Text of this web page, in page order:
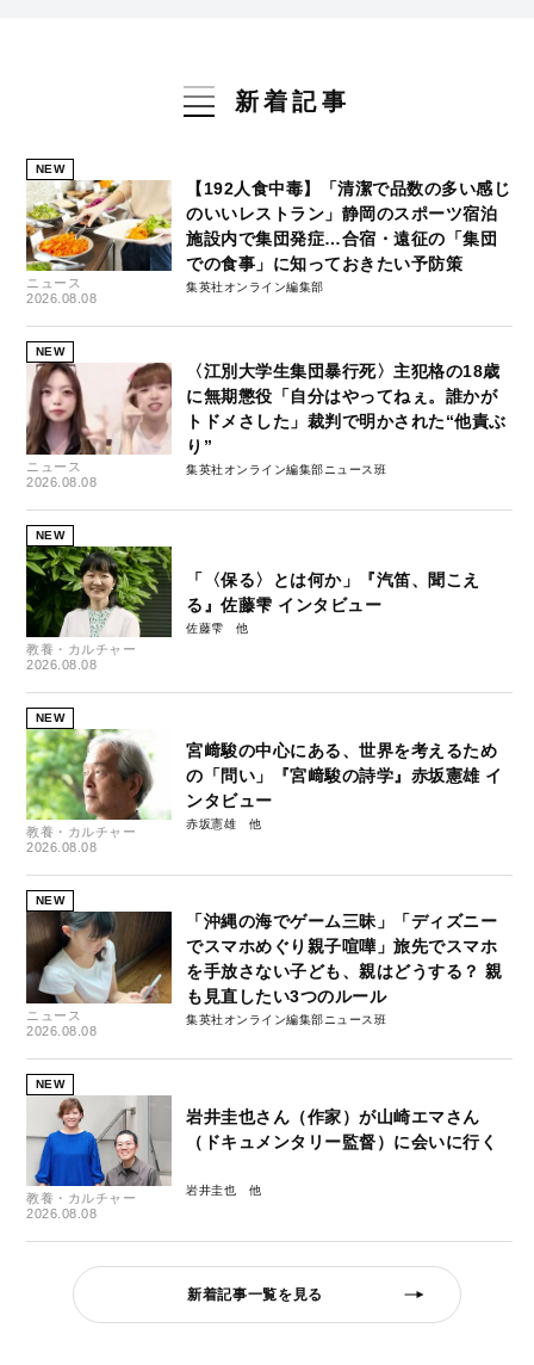
新着記事
NEW
ニュース
2026.08.08
【192人食中毒】「清潔で品数の多い感じ
のいいレストラン」静岡のスポーツ宿泊
施設内で集団発症…合宿・遠征の「集団
での食事」に知っておきたい予防策
集英社オンライン編集部
NEW
ニュース
2026.08.08
〈江別大学生集団暴行死〉主犯格の18歳
に無期懲役「自分はやってねぇ。誰かが
トドメさした」裁判で明かされた“他責ぶ
り”
集英社オンライン編集部ニュース班
NEW
教養・カルチャー
2026.08.08
「〈保る〉とは何か」『汽笛、聞こえ
る』佐藤雫 インタビュー
佐藤雫
NEW
教養・カルチャー
2026.08.08
宮﨑駿の中心にある、世界を考えるため
の「問い」『宮﨑駿の詩学』赤坂憲雄 イ
ンタビュー
赤坂憲雄
NEW
ニュース
2026.08.08
「沖縄の海でゲーム三昧」「ディズニー
でスマホめぐり親子喧嘩」旅先でスマホ
を手放さない子ども、親はどうする？ 親
も見直したい3つのルール
集英社オンライン編集部ニュース班
NEW
教養・カルチャー
2026.08.08
岩井圭也さん（作家）が山崎エマさん
（ドキュメンタリー監督）に会いに行く
岩井圭也
新着記事一覧を見る